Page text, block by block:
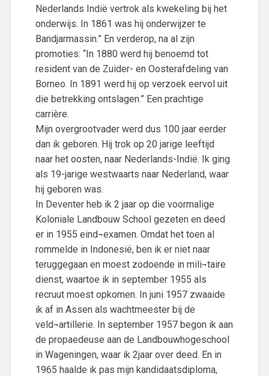
Nederlands Indië vertrok als kwekeling bij het
onderwijs. In 1861 was hij onderwijzer te
Bandjarmassin.” En verderop, na al zijn
promoties: “In 1880 werd hij benoemd tot
resident van de Zuider- en Oosterafdeling van
Borneo. In 1891 werd hij op verzoek eervol uit
die betrekking ontslagen.” Een prachtige
carrière.
Mijn overgrootvader werd dus 100 jaar eerder
dan ik geboren. Hij trok op 20 jarige leeftijd
naar het oosten, naar Nederlands-Indië. Ik ging
als 19-jarige westwaarts naar Nederland, waar
hij geboren was.
In Deventer heb ik 2 jaar op die voormalige
Koloniale Landbouw School gezeten en deed
er in 1955 eind¬examen. Omdat het toen al
rommelde in Indonesië, ben ik er niet naar
teruggegaan en moest zodoende in mili¬taire
dienst, waartoe ik in september 1955 als
recruut moest opkomen. In juni 1957 zwaaide
ik af in Assen als wachtmeester bij de
veld¬artillerie. In september 1957 begon ik aan
de propaedeuse aan de Landbouwhogeschool
in Wageningen, waar ik 2jaar over deed. En in
1965 haalde ik pas mijn kandidaatsdiploma,